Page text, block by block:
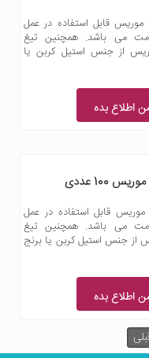
تیغ بیستوری سایز 15 موریس قابل استفاده در عمل
می باشد. همچنین تیغ
سایز 15 موریس از جنس استیل کربن یا
اطلاع بده
تیغ بیستوری سایز 11 موریس قابل استفاده در عمل
می باشد. همچنین تیغ
سایز 11 موریس از جنس استیل کربن یا برنج
اطلاع بده